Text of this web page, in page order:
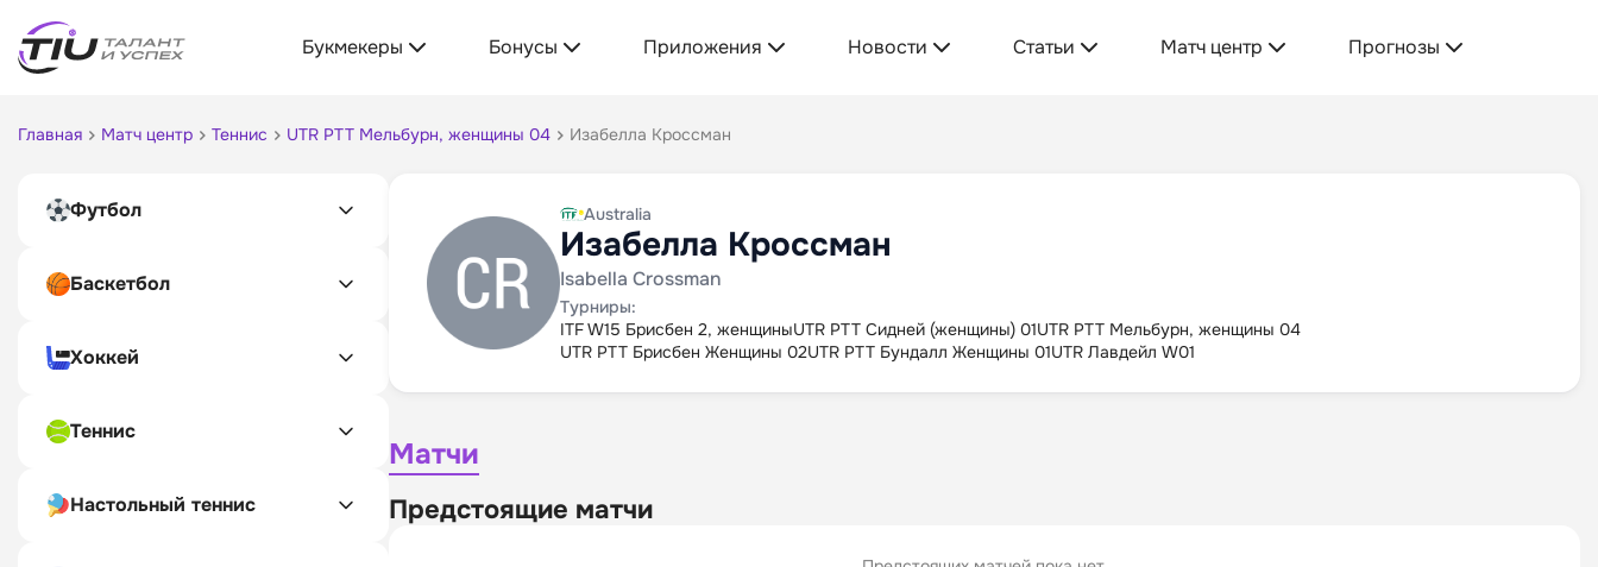
Букмекеры Бонусы Приложения Новости Статьи Матч центр Прогнозы
Главная Матч центр Теннис UTR PTT Мельбурн, женщины 04 Изабелла Кроссман
Футбол
Баскетбол
Хоккей
Теннис
Настольный теннис
Australia
Изабелла Кроссман
Isabella Crossman
Турниры:
ITF W15 Брисбен 2, женщиныUTR PTT Сидней (женщины) 01UTR PTT Мельбурн, женщины 04
UTR PTT Брисбен Женщины 02UTR PTT Бундалл Женщины 01UTR Лавдейл W01
Матчи
Предстоящие матчи